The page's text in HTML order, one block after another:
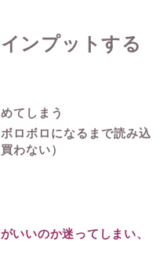
インプットする
てしまう
ロボロになるまで読み込
わない）
いいのか迷ってしまい、